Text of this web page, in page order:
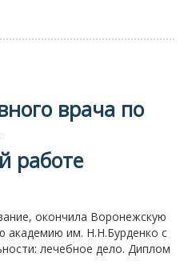
врача по
работе
окончила Воронежскую
академию им. Н.Н.Бурденко с
лечебное дело. Диплом